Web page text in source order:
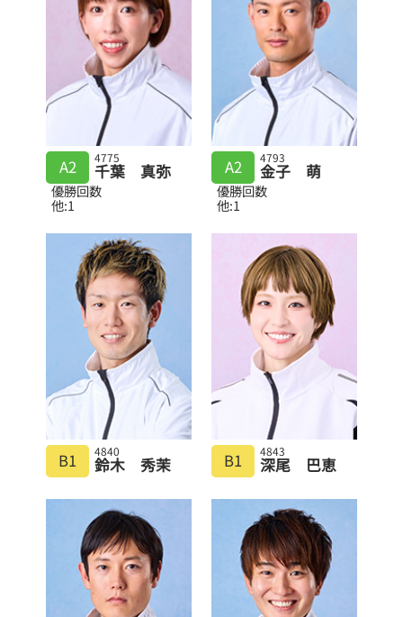
A2 4775
千葉 真弥
優勝回数
他:1
A2 4793
金子 萌
優勝回数
他:1
B1 4840
鈴木 秀茉 B1 4843
深尾 巴恵